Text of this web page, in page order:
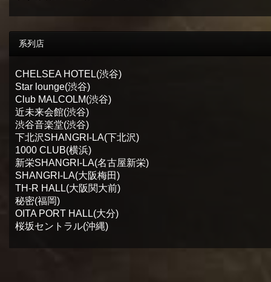
系列店
CHELSEA HOTEL(渋谷)
Star lounge(渋谷)
Club MALCOLM(渋谷)
近未来会館(渋谷)
渋谷音楽堂(渋谷)
下北沢SHANGRI-LA(下北沢)
1000 CLUB(横浜)
新栄SHANGRI-LA(名古屋新栄)
SHANGRI-LA(大阪梅田)
TH-R HALL(大阪関大前)
秘密(福岡)
OITA PORT HALL(大分)
桜坂セントラル(沖縄)